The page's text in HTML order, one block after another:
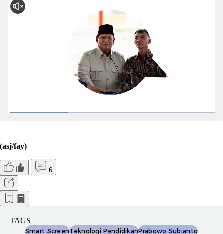
(asj/fay)
6
TAGS
Smart ScreenTeknologi PendidikanPrabowo Subianto